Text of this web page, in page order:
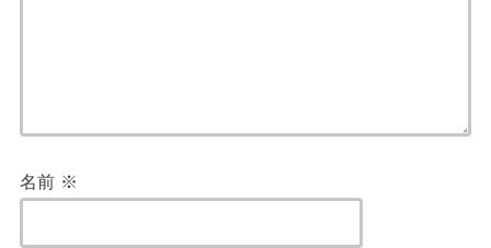
名前 ※